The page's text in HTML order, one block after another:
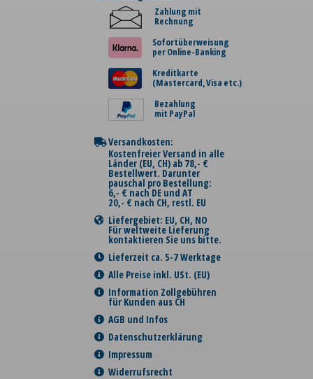
Zahlung mit
Rechnung
Sofortüberweisung
per Online-Banking
Kreditkarte
(Mastercard, Visa etc.)
Bezahlung
mit PayPal
Versandkosten:
Kostenfreier Versand in alle
Länder (EU, CH) ab 78,- €
Bestellwert. Darunter
pauschal pro Bestellung:
6,- € nach DE und AT
20,- € nach CH, restl. EU
Liefergebiet: EU, CH, NO
Für weltweite Lieferung
kontaktieren Sie uns bitte.
Lieferzeit ca. 5-7 Werktage
Alle Preise inkl. USt. (EU)
Information Zollgebühren
für Kunden aus CH
AGB und Infos
Datenschutzerklärung
Impressum
Widerrufsrecht